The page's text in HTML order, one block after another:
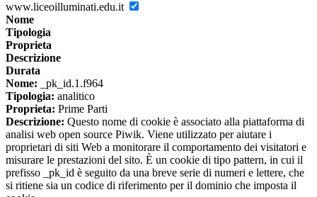
www.liceoilluminati.edu.it
Nome
Tipologia
Proprieta
Descrizione
Durata
Nome: _pk_id.1.f964
Tipologia: analitico
Proprieta: Prime Parti
Descrizione: Questo nome di cookie è associato alla piattaforma di
analisi web open source Piwik. Viene utilizzato per aiutare i
proprietari di siti Web a monitorare il comportamento dei visitatori e
misurare le prestazioni del sito. È un cookie di tipo pattern, in cui il
prefisso _pk_id è seguito da una breve serie di numeri e lettere, che
si ritiene sia un codice di riferimento per il dominio che imposta il